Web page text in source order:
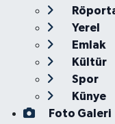
Yerel
Emlak
Kültür
Spor
Künye
Foto Galeri